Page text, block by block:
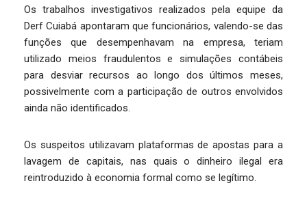
Os trabalhos investigativos realizados pela equipe da
Derf Cuiabá apontaram que funcionários, valendo-se das
funções que desempenhavam na empresa, teriam
utilizado meios fraudulentos e simulações contábeis
para desviar recursos ao longo dos últimos meses,
possivelmente com a participação de outros envolvidos
ainda não identificados.
Os suspeitos utilizavam plataformas de apostas para a
lavagem de capitais, nas quais o dinheiro ilegal era
reintroduzido à economia formal como se legítimo.